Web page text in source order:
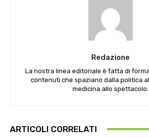
Redazione
La nostra linea editoriale è fatta di
contenuti che spaziano dalla politica
medicina allo spettacolo.
ARTICOLI CORRELATI